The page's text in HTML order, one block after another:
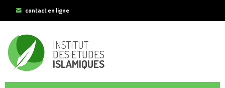
principal
contact en ligne
INSTITUT
DES ETUDES
ISLAMIQUES